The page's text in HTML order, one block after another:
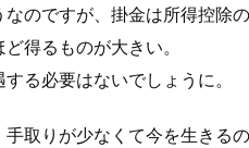
のですが、掛金は所得控除
得るものが大きい。
る必要はないでしょうに。
取りが少なくて今を生きる